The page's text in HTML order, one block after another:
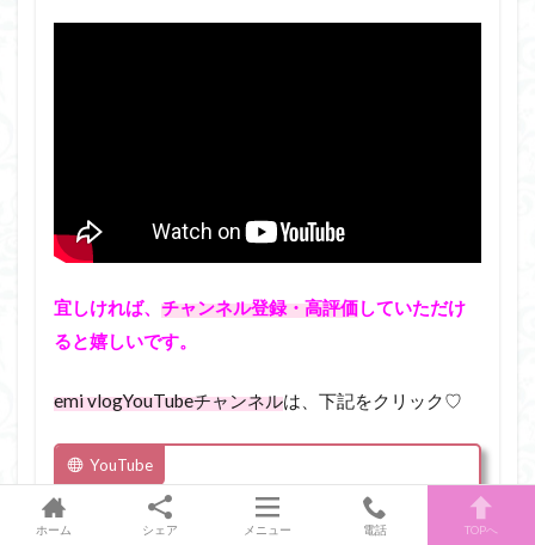
宜しければ、 チャンネル登録・高評価していただけ
ると嬉しいです。
emi vlogYouTubeチャンネルは、下記をクリック♡
YouTube
emi vlog
ホーム シェア メニュー 電話 TOPへ